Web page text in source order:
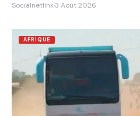
Socialnetlink·3 Août 2026
AFRIQUE